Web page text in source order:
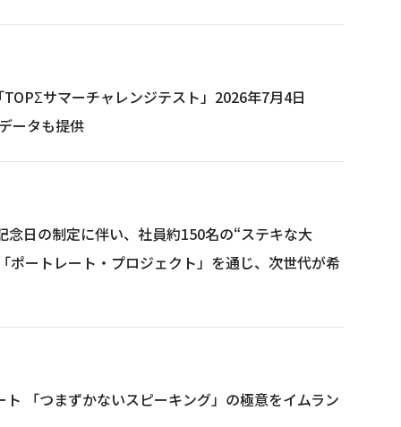
サマーチャレンジテスト」2026年7月4日
ータも提供
日の制定に伴い、社員約150名の“ステキな大
ートレート・プロジェクト」を通じ、次世代が希
「つまずかないスピーキング」の極意をイムラン